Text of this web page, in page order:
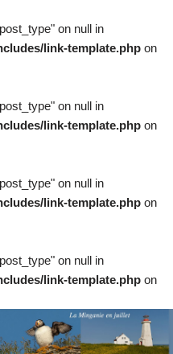
on null in
link-template.php on
on null in
link-template.php on
on null in
link-template.php on
on null in
link-template.php on